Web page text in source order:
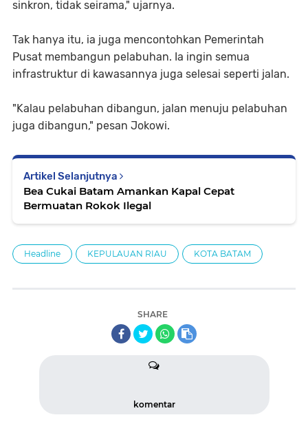
sinkron, tidak seirama," ujarnya.
Tak hanya itu, ia juga mencontohkan Pemerintah
Pusat membangun pelabuhan. Ia ingin semua
infrastruktur di kawasannya juga selesai seperti jalan.
"Kalau pelabuhan dibangun, jalan menuju pelabuhan
juga dibangun," pesan Jokowi.
Artikel Selanjutnya
Bea Cukai Batam Amankan Kapal Cepat
Bermuatan Rokok Ilegal
Headline KEPULAUAN RIAU KOTA BATAM
SHARE
komentar